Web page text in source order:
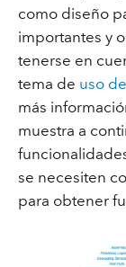
como diseño
importantes y
tenerse en
tema de uso
más
muestra a
se necesiten
para obtener